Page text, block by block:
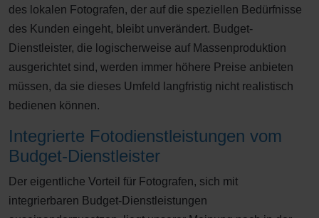
des lokalen Fotografen, der auf die speziellen Bedürfnisse
des Kunden eingeht, bleibt unverändert. Budget-
Dienstleister, die logischerweise auf Massenproduktion
ausgerichtet sind, werden immer höhere Preise anbieten
müssen, da sie dieses Umfeld langfristig nicht realistisch
bedienen können.
Integrierte Fotodienstleistungen vom
Budget-Dienstleister
Der eigentliche Vorteil für Fotografen, sich mit
integrierbaren Budget-Dienstleistungen